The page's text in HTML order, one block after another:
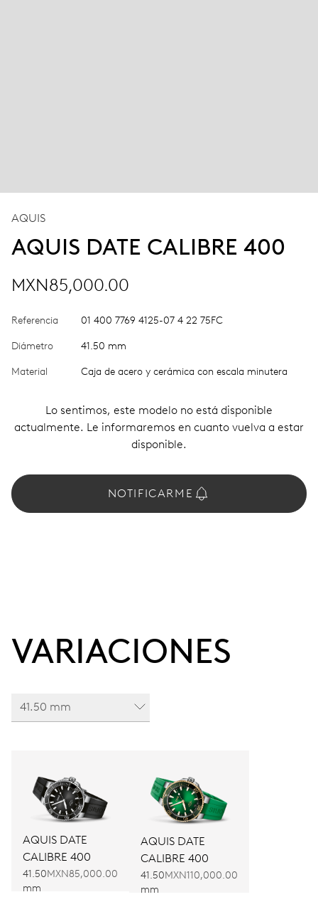
AQUIS
AQUIS DATE CALIBRE 400
MXN85,000.00
Referencia 01 400 7769 4125-07 4 22 75FC
Diámetro 41.50 mm
Material Caja de acero y cerámica con escala minutera
Lo sentimos, este modelo no está disponible
actualmente. Le informaremos en cuanto vuelva a estar
disponible.
NOTIFICARME
VARIACIONES
41.50 mm
AQUIS DATE
CALIBRE 400
41.50
mm
MXN85,000.00
AQUIS DATE
CALIBRE 400
41.50
mm
MXN110,000.00